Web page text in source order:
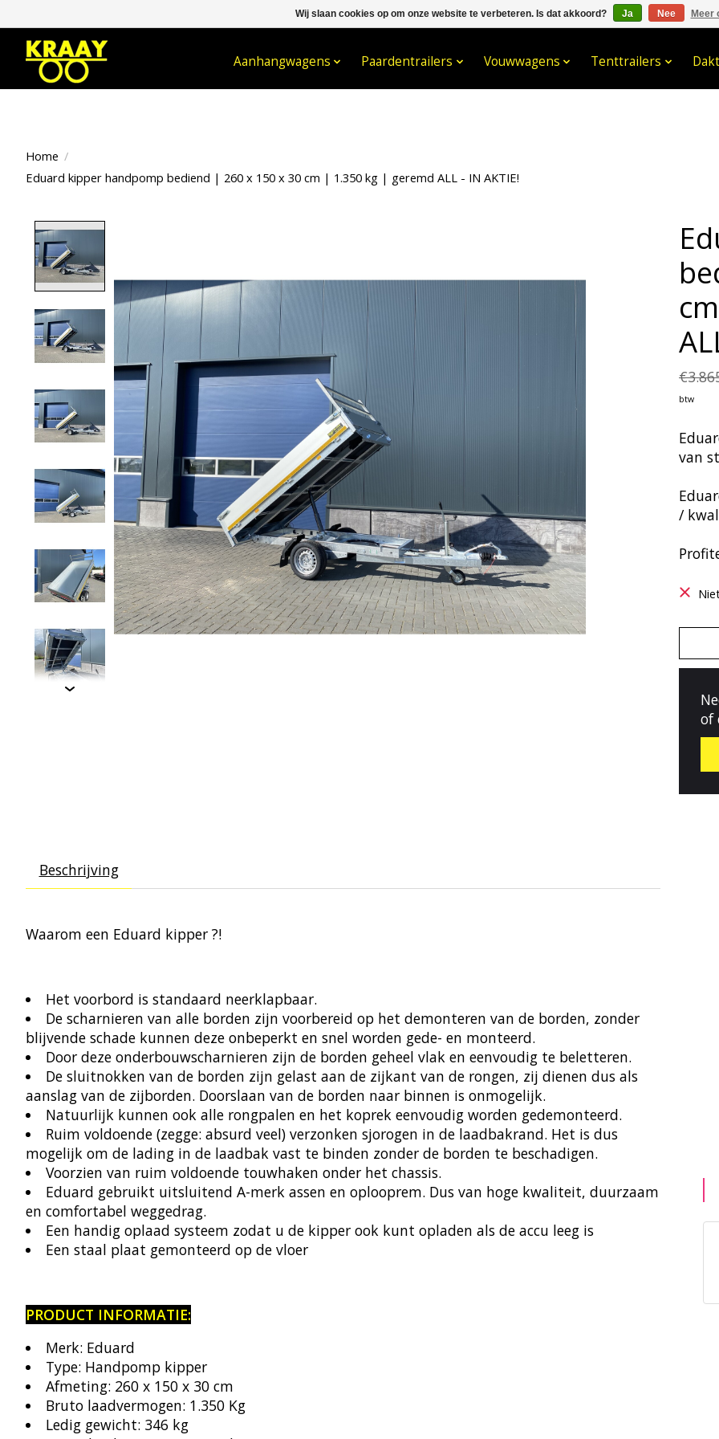
033- 2470 538
Aanhangwagens Paardentrailers Vouwwagens Tenttrailers
Home /
Eduard kipper handpomp bediend | 260 x 150 x 30 cm | 1.350 kg | geremd ALL - IN AKTIE!
btw
van
/
of
Beschrijving
Waarom een Eduard kipper ?!
Het voorbord is standaard neerklapbaar.
De scharnieren van alle borden zijn voorbereid op het demonteren van de borden, zonder
blijvende schade kunnen deze onbeperkt en snel worden gede- en monteerd.
Door deze onderbouwscharnieren zijn de borden geheel vlak en eenvoudig te beletteren.
De sluitnokken van de borden zijn gelast aan de zijkant van de rongen, zij dienen dus als
aanslag van de zijborden. Doorslaan van de borden naar binnen is onmogelijk.
Natuurlijk kunnen ook alle rongpalen en het koprek eenvoudig worden gedemonteerd.
Ruim voldoende (zegge: absurd veel) verzonken sjorogen in de laadbakrand. Het is dus
mogelijk om de lading in de laadbak vast te binden zonder de borden te beschadigen.
Voorzien van ruim voldoende touwhaken onder het chassis.
Eduard gebruikt uitsluitend A-merk assen en oplooprem. Dus van hoge kwaliteit, duurzaam
en comfortabel weggedrag.
Een handig oplaad systeem zodat u de kipper ook kunt opladen als de accu leeg is
Een staal plaat gemonteerd op de vloer
PRODUCT INFORMATIE:
Merk: Eduard
Type: Handpomp kipper
Afmeting: 260 x 150 x 30 cm
Bruto laadvermogen: 1.350 Kg
Ledig gewicht: 346 kg
Wij slaan cookies op om onze website te verbeteren. Is dat akkoord? Ja Nee Meer